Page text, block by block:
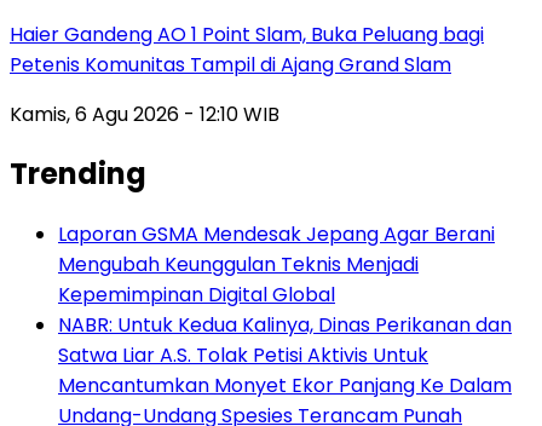
Haier Gandeng AO 1 Point Slam, Buka Peluang bagi
Petenis Komunitas Tampil di Ajang Grand Slam
Kamis, 6 Agu 2026 - 12:10 WIB
Trending
Laporan GSMA Mendesak Jepang Agar Berani
Mengubah Keunggulan Teknis Menjadi
Kepemimpinan Digital Global
NABR: Untuk Kedua Kalinya, Dinas Perikanan dan
Satwa Liar A.S. Tolak Petisi Aktivis Untuk
Mencantumkan Monyet Ekor Panjang Ke Dalam
Undang-Undang Spesies Terancam Punah